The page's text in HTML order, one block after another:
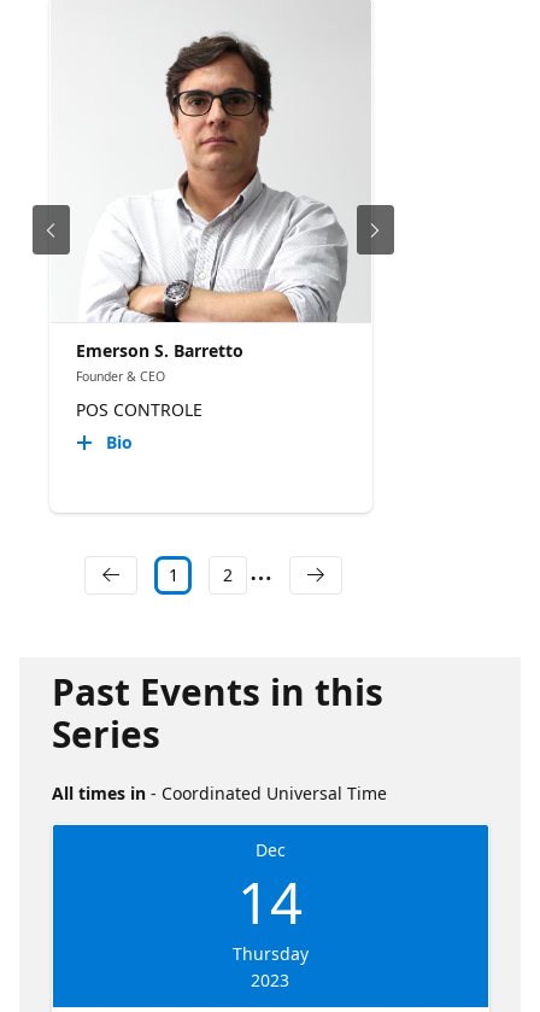
Emerson S. Barretto
Founder & CEO
POS CONTROLE
Bio
1 2
Past Events in this
Series
All times in - Coordinated Universal Time
Dec
14
Thursday
2023